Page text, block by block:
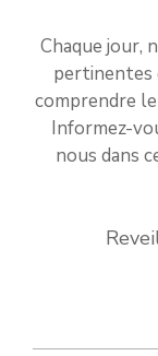
Chaque jour,
pertinentes
comprendre
Informez-
nous dans